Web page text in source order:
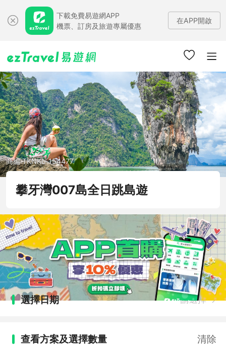
下載免費易遊網APP
機票、訂房及旅遊專屬優惠
在APP開啟
商編 TKNKL-154477
攀牙灣007島全日跳島遊
選擇日期 請選擇
查看方案及選擇數量 清除